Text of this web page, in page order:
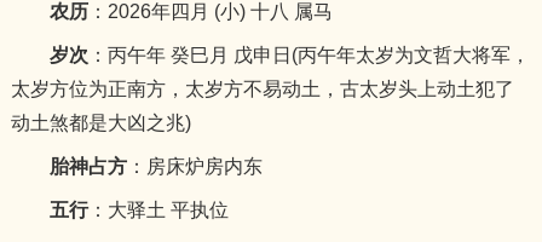
农历：2026年四月 (小) 十八 属马
岁次 ：丙午年 癸巳月 戊申日(丙午年太岁为文哲大将军，
太岁方位为正南方，太岁方不易动土，古太岁头上动土犯了
动土煞都是大凶之兆)
胎神占方：房床炉房内东
五行：大驿土 平执位